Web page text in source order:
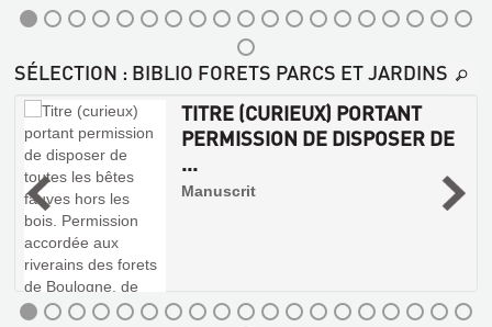
TRAJECTOIRE
DE
LA
MODERNITÉ
:
REPRÉSENTATIONS
E...
Livre
|
Gauthier,
Alain
SUR
BLOIS
Livre
|
Perrochot,
J.
|
Typ.
et
lith.
SÉLECTION : BIBLIO FORETS PARCS ET JARDINS
TITRE (CURIEUX) PORTANT
PERMISSION DE DISPOSER DE
...
Manuscrit